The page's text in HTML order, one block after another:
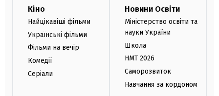
Кіно
Найцікавіші фільми
Українські фільми
Фільми на вечір
Комедії
Серіали
Новини Освіти
Міністерство освіти та
науки України
Школа
НМТ 2026
Саморозвиток
Навчання за кордоном